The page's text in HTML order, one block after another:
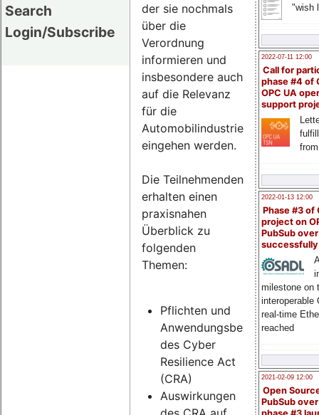
Search
Login/Subscribe
"wish
2022-07-11 12:00
Call for
phase #4 of
OPC UA
support
2022-01-13 12:00
Phase #3 of
project on
PubSub over
milestone on
interoperable
real-time
reached
2021-02-09 12:00
Open
PubSub
der sie nochmals
über die
Verordnung
informieren und
insbesondere auch
auf die Relevanz
für die
Automobilindustrie
eingehen werden.
Die Teilnehmenden
erhalten einen
praxisnahen
Überblick zu
folgenden
Themen:
Pflichten und
Anwendungsbereich
des Cyber
Resilience Act
(CRA)
Auswirkungen